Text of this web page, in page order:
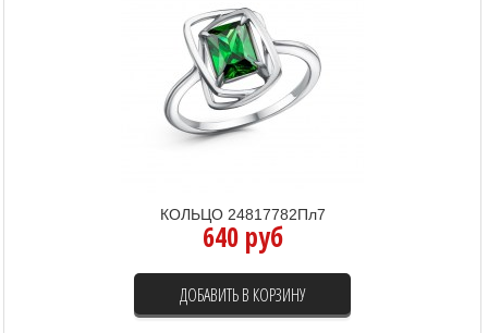
КОЛЬЦО 24817782Пл7
640 руб
ДОБАВИТЬ В КОРЗИНУ